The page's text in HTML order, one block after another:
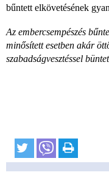
bűntett elkövetésének
Az embercsempészés
minősített esetben akár
szabadságvesztéssel